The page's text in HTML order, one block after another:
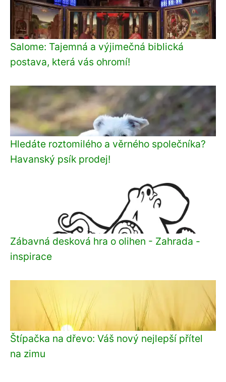
Salome: Tajemná a výjimečná biblická
postava, která vás ohromí!
Hledáte roztomilého a věrného společníka?
Havanský psík prodej!
Zábavná desková hra o olihen - Zahrada -
inspirace
Štípačka na dřevo: Váš nový nejlepší přítel
na zimu